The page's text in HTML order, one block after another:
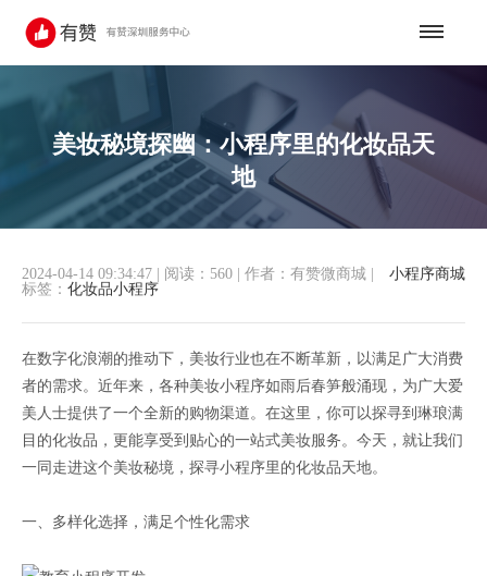
美妆秘境探幽：小程序里的化妆品天
地
小程序商城
2024-04-14 09:34:47 阅读：560 作者：有赞微商城
标签： 化妆品小程序
在数字化浪潮的推动下，美妆行业也在不断革新，以满足广大消费
者的需求。近年来，各种美妆小程序如雨后春笋般涌现，为广大爱
美人士提供了一个全新的购物渠道。在这里，你可以探寻到琳琅满
目的化妆品，更能享受到贴心的一站式美妆服务。今天，就让我们
一同走进这个美妆秘境，探寻小程序里的化妆品天地。
一、多样化选择，满足个性化需求